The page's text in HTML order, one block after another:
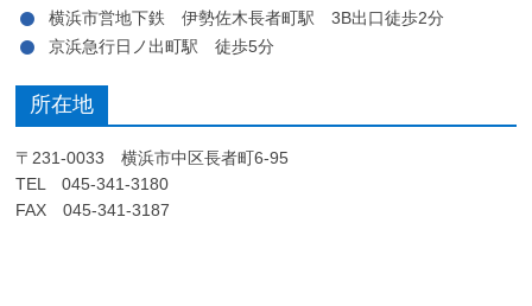
横浜市営地下鉄 伊勢佐木長者町駅 3B出口徒歩2分
京浜急行日ノ出町駅 徒歩5分
所在地
〒231-0033 横浜市中区長者町6-95
TEL 045-341-3180
FAX 045-341-3187